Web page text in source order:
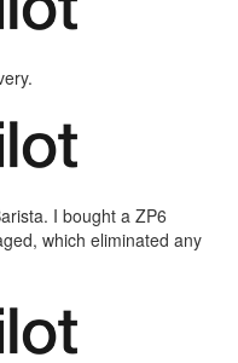
I bought a ZP6
which eliminated any